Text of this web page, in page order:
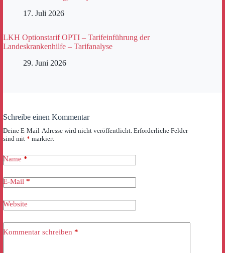
17. Juli 2026
LKH Optionstarif OPTI – Tarifeinführung der
Landeskrankenhilfe – Tarifanalyse
29. Juni 2026
Schreibe einen Kommentar
Deine E-Mail-Adresse wird nicht veröffentlicht. Erforderliche Felder
sind mit * markiert
Name *
E-Mail *
Website
Kommentar schreiben *